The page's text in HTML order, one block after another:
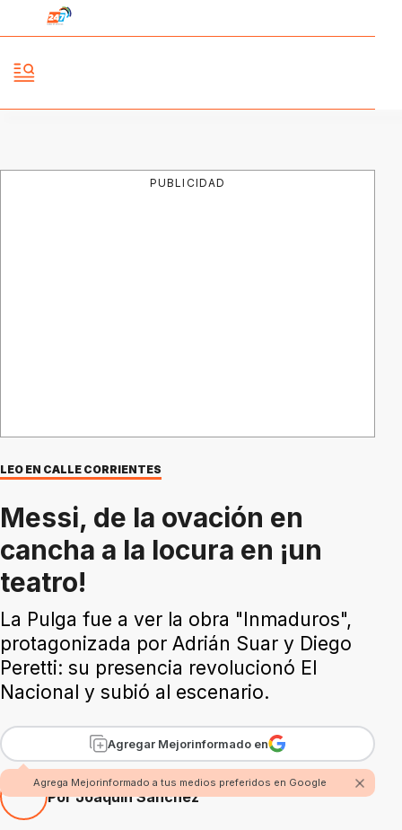
PUBLICIDAD
LEO EN CALLE CORRIENTES
Messi, de la ovación en
cancha a la locura en ¡un
teatro!
La Pulga fue a ver la obra "Inmaduros",
protagonizada por Adrián Suar y Diego
Peretti: su presencia revolucionó El
Nacional y subió al escenario.
Agregar Mejorinformado en
Agrega Mejorinformado a tus medios preferidos en Google
Por Joaquín Sánchez